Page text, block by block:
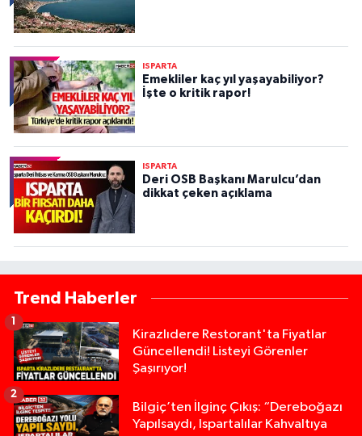
ISPARTA
Emekliler kaç yıl yaşayabiliyor?
İşte o kritik rapor!
ISPARTA
Deri OSB Başkanı Marulcu’dan
dikkat çeken açıklama
Trend Haberler
Kirazlıdere Restorant'ta Fiyatlar
Güncellendi! Listeyi Görenler
Şaşırıyor!
1
Bilgiç’ten İlginç Çıkış: “Dereboğazı
Yapılsaydı, Ispartalılar Kahvaltıya
2